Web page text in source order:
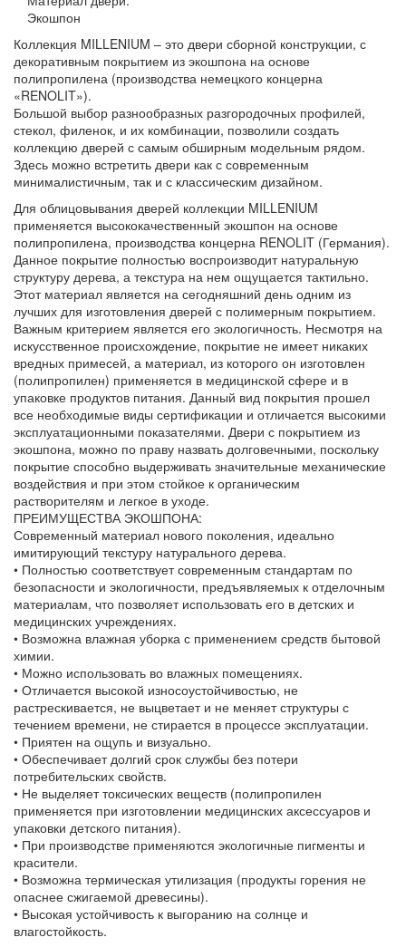
Экошпон
Коллекция MILLENIUM – это двери сборной конструкции, с
декоративным покрытием из экошпона на основе
полипропилена (производства немецкого концерна
«RENOLIT»).
Большой выбор разнообразных разгородочных профилей,
стекол, филенок, и их комбинации, позволили создать
коллекцию дверей с самым обширным модельным рядом.
Здесь можно встретить двери как с современным
минималистичным, так и с классическим дизайном.
Для облицовывания дверей коллекции MILLENIUM
применяется высококачественный экошпон на основе
полипропилена, производства концерна RENOLIT (Германия).
Данное покрытие полностью воспроизводит натуральную
структуру дерева, а текстура на нем ощущается тактильно.
Этот материал является на сегодняшний день одним из
лучших для изготовления дверей с полимерным покрытием.
Важным критерием является его экологичность. Несмотря на
искусственное происхождение, покрытие не имеет никаких
вредных примесей, а материал, из которого он изготовлен
(полипропилен) применяется в медицинской сфере и в
упаковке продуктов питания. Данный вид покрытия прошел
все необходимые виды сертификации и отличается высокими
эксплуатационными показателями. Двери с покрытием из
экошпона, можно по праву назвать долговечными, поскольку
покрытие способно выдерживать значительные механические
воздействия и при этом стойкое к органическим
растворителям и легкое в уходе.
ПРЕИМУЩЕСТВА ЭКОШПОНА:
Современный материал нового поколения, идеально
имитирующий текстуру натурального дерева.
• Полностью соответствует современным стандартам по
безопасности и экологичности, предъявляемых к отделочным
материалам, что позволяет использовать его в детских и
медицинских учреждениях.
• Возможна влажная уборка с применением средств бытовой
химии.
• Можно использовать во влажных помещениях.
• Отличается высокой износоустойчивостью, не
растрескивается, не выцветает и не меняет структуры с
течением времени, не стирается в процессе эксплуатации.
• Приятен на ощупь и визуально.
• Обеспечивает долгий срок службы без потери
потребительских свойств.
• Не выделяет токсических веществ (полипропилен
применяется при изготовлении медицинских аксессуаров и
упаковки детского питания).
• При производстве применяются экологичные пигменты и
красители.
• Возможна термическая утилизация (продукты горения не
опаснее сжигаемой древесины).
• Высокая устойчивость к выгоранию на солнце и
влагостойкость.